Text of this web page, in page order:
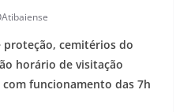
cemitérios do
horário de visitação
funcionamento das 7h